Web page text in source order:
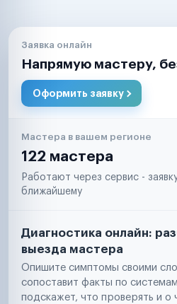
Заявка онлайн
Напрямую мастеру,
Оформить заявку
Мастера в вашем регионе
122 мастера
Работают через сервис -
ближайшему
Диагностика онлайн:
выезда мастера
Опишите симптомы своими
сопоставит факты по
подскажет, что проверять и о